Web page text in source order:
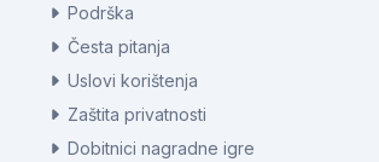
Podrška
Česta pitanja
Uslovi korištenja
Zaštita privatnosti
Dobitnici nagradne igre